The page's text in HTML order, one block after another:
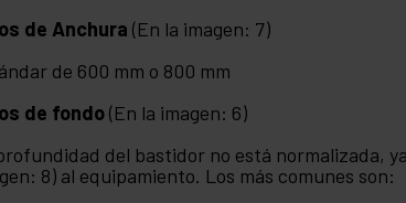
de Anchura (En la imagen: 7)
de 600 mm o 800 mm
de fondo(En la imagen: 6)
del bastidor no está normalizada,
8) al equipamiento. Los más comunes son: